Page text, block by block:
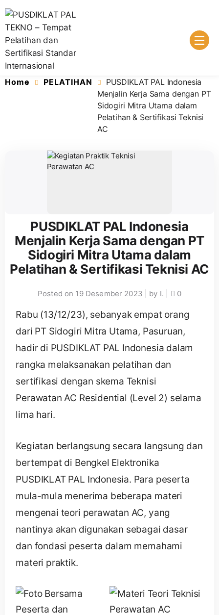
PUSDIKLAT PAL TEKNO – Tempat
Pelatihan dan Sertifikasi Standar
Lembaga Pelatihan dan Sertifikasi Standar Internasional
Home PELATIHAN
PUSDIKLAT PAL Indonesia
Menjalin Kerja Sama dengan PT
Sidogiri Mitra Utama dalam
Pelatihan & Sertifikasi Teknisi
AC
PUSDIKLAT PAL Indonesia
Menjalin Kerja Sama dengan PT
Sidogiri Mitra Utama dalam
Pelatihan & Sertifikasi Teknisi AC
Posted on 19 Desember 2023 by I. 0
Rabu (13/12/23), sebanyak empat orang
dari PT Sidogiri Mitra Utama, Pasuruan,
hadir di PUSDIKLAT PAL Indonesia dalam
rangka melaksanakan pelatihan dan
sertifikasi dengan skema Teknisi
Perawatan AC Residential (Level 2) selama
lima hari.
Kegiatan berlangsung secara langsung dan
bertempat di Bengkel Elektronika
PUSDIKLAT PAL Indonesia. Para peserta
mula-mula menerima beberapa materi
mengenai teori perawatan AC, yang
nantinya akan digunakan sebagai dasar
dan fondasi peserta dalam memahami
materi praktik.